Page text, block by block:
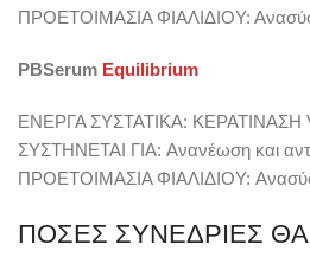
ΠΡΟΕΤΟΙΜΑΣΙΑ ΦΙΑΛΙΔΙΟΥ:
PBSerum Equilibrium
ΕΝΕΡΓΑ ΣΥΣΤΑΤΙΚΑ: ΚΕΡΑΤΙΝΑΣΗ
ΣΥΣΤΗΝΕΤΑΙ ΓΙΑ: Ανανέωση και
ΠΡΟΕΤΟΙΜΑΣΙΑ ΦΙΑΛΙΔΙΟΥ:
ΠΟΣΕΣ ΣΥΝΕΔΡΙΕΣ